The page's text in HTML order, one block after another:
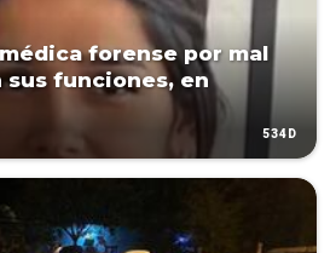
forense por mal
sus funciones, en
534D